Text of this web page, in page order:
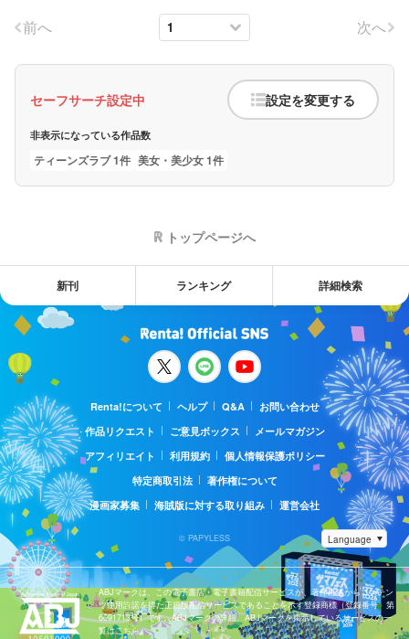
前へ 次へ
セーフサーチ設定中 設定を変更する
非表示になっている作品数
ティーンズラブ 1件 美女・美少女 1件
トップページへ
新刊 ランキング 詳細検索
Renta!について ヘルプ Q&A
お問い合わせ
作品リクエスト
ご意見ボックス
メールマガジン
アフィリエイト
利用規約
個人情報保護ポリシー
特定商取引法
著作権について
漫画家募集
海賊版に対する取り組み 運営会社
© PAPYLESS
ABJマークは、この電子書店・電子書籍配信サービスが、著作権者からコンテン
ツ使用許諾を得た正規版配信サービスであることを示す登録商標（登録番号 第
6091713号）です。ABJマークの詳細、ABJマークを掲示しているサービスの一
覧はこちら。